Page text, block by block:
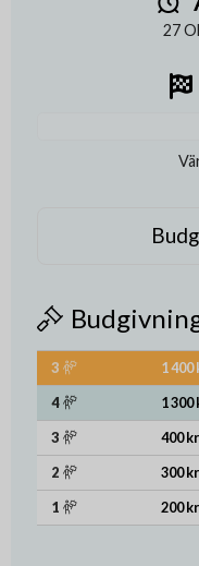
27
3 1 400
4
1 300
3
400 kr
2
300 kr
1
200 kr